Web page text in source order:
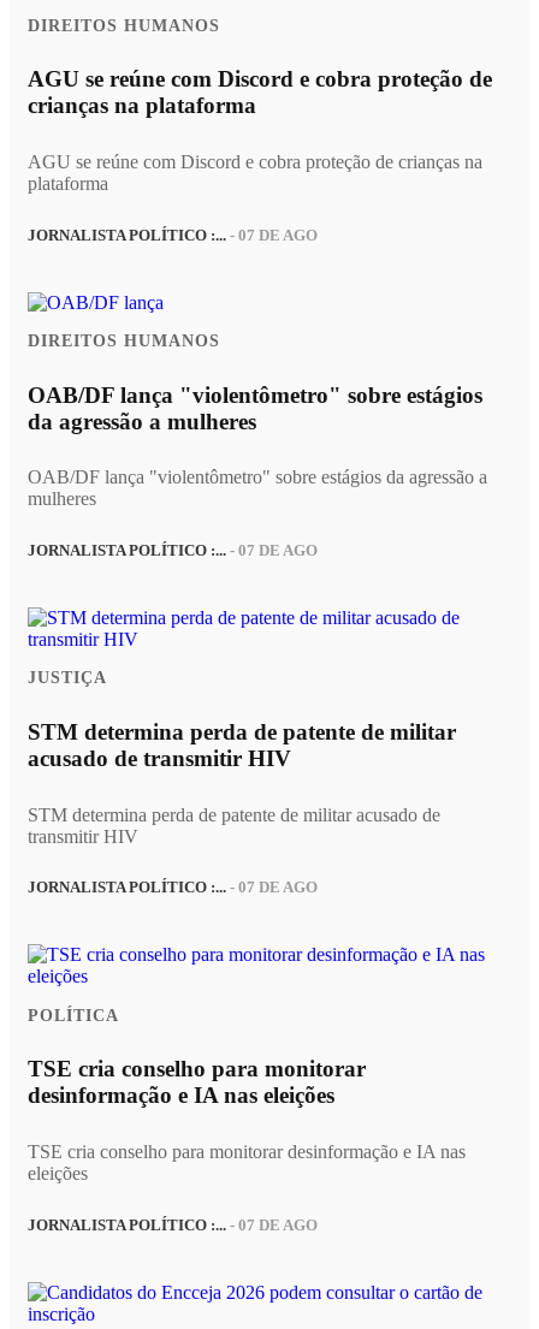
DIREITOS HUMANOS
AGU se reúne com Discord e cobra proteção de
crianças na plataforma
AGU se reúne com Discord e cobra proteção de crianças na
plataforma
JORNALISTA POLÍTICO :... - 07 DE AGO
DIREITOS HUMANOS
OAB/DF lança "violentômetro" sobre estágios
da agressão a mulheres
OAB/DF lança "violentômetro" sobre estágios da agressão a
mulheres
JORNALISTA POLÍTICO :... - 07 DE AGO
JUSTIÇA
STM determina perda de patente de militar
acusado de transmitir HIV
STM determina perda de patente de militar acusado de
transmitir HIV
JORNALISTA POLÍTICO :... - 07 DE AGO
POLÍTICA
TSE cria conselho para monitorar
desinformação e IA nas eleições
TSE cria conselho para monitorar desinformação e IA nas
eleições
JORNALISTA POLÍTICO :... - 07 DE AGO